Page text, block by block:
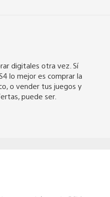
digitales otra vez. Sí
lo mejor es comprar la
o vender tus juegos y
puede ser.